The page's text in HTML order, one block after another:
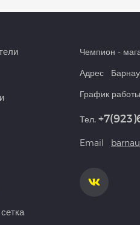
Чемпион -
Адрес
График работы
Тел.
Email